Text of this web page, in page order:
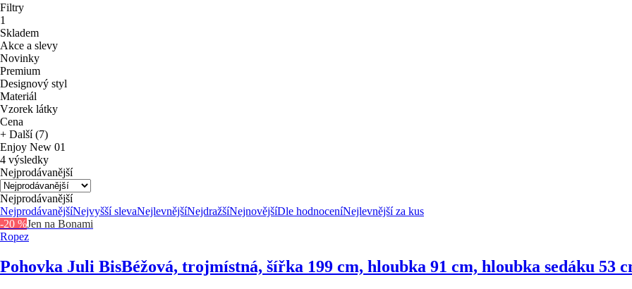
Filtry
1
Skladem
Akce a slevy
Novinky
Premium
Designový styl
Materiál
Vzorek látky
Cena
+ Další (7)
Enjoy New 01
4 výsledky
Nejprodávanější
Nejprodávanější
NejprodávanějšíNejvyšší slevaNejlevnějšíNejdražšíNejnovějšíDle hodnoceníNejlevnější za kus
-20 %Jen na Bonami
Ropez
Pohovka Juli BisBéžová, trojmístná, šířka 199 cm, hloubka 91 cm, hloubka sedáku 53